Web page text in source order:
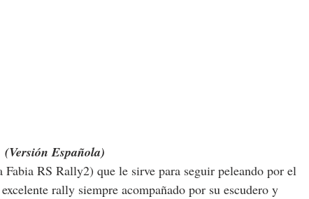
(Versión Española)
Fabia RS Rally2) que le sirve para seguir peleando por el
rally siempre acompañado por su escudero y